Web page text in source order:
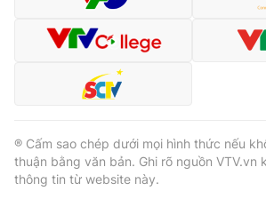
® Cấm sao chép dưới mọi hình thức nếu
thuận bằng văn bản. Ghi rõ nguồn VTV.vn
thông tin từ website này.